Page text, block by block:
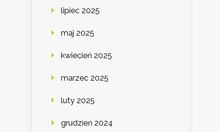
lipiec 2025
maj 2025
kwiecień 2025
marzec 2025
luty 2025
grudzień 2024